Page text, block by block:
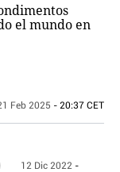
el mundo en
Feb 2025 - 20:37 CET
12 Dic 2022 -